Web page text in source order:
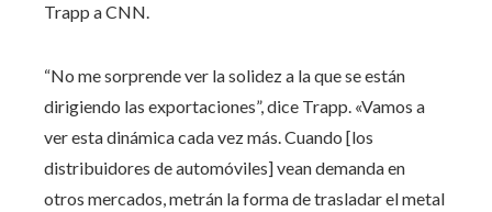
Trapp a CNN.
“No me sorprende ver la solidez a la que se están
dirigiendo las exportaciones”, dice Trapp. «Vamos a
ver esta dinámica cada vez más. Cuando [los
distribuidores de automóviles] vean demanda en
otros mercados, metrán la forma de trasladar el metal